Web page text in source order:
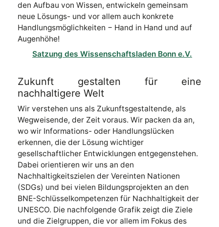
den Aufbau von Wissen, entwickeln gemeinsam
neue Lösungs- und vor allem auch konkrete
Handlungsmöglichkeiten − Hand in Hand und auf
Augenhöhe!
Satzung des Wissenschaftsladen Bonn e.V.
Zukunft gestalten für eine
nachhaltigere Welt
Wir verstehen uns als Zukunftsgestaltende, als
Wegweisende, der Zeit voraus. Wir packen da an,
wo wir Informations- oder Handlungslücken
erkennen, die der Lösung wichtiger
gesellschaftlicher Entwicklungen entgegenstehen.
Dabei orientieren wir uns an den
Nachhaltigkeitszielen der Vereinten Nationen
(SDGs) und bei vielen Bildungsprojekten an den
BNE-Schlüsselkompetenzen für Nachhaltigkeit der
UNESCO. Die nachfolgende Grafik zeigt die Ziele
und die Zielgruppen, die vor allem im Fokus des